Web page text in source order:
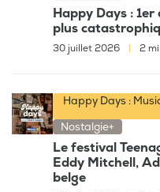
Happy Days :
plus
30 juillet 2026 2
Happy Days :
Nostalgie+
Le festival
Eddy Mitchell,
belge